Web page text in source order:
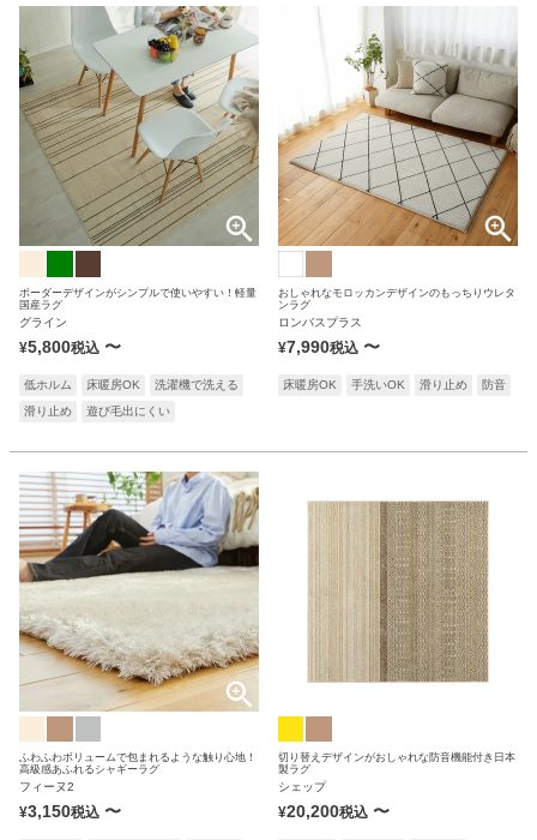
ボーダーデザインがシンプルで使いやすい！軽量
国産ラグ
グライン
¥5,800税込 〜
低ホルム 床暖房OK
洗濯機で洗える
滑り止め
遊び毛出にくい
おしゃれなモロッカンデザインのもっちりウレタ
ンラグ
ロンバスプラス
¥7,990税込 〜
床暖房OK 手洗いOK 滑り止め 防音
ふわふわボリュームで包まれるような触り心地！
高級感あふれるシャギーラグ
フィーヌ2
¥3,150税込 〜
切り替えデザインがおしゃれな防音機能付き日本
製ラグ
シェップ
¥20,200税込 〜